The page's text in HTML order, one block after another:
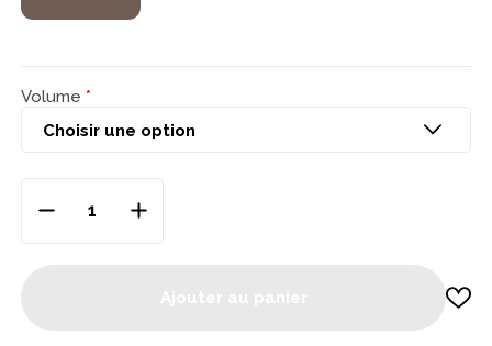
avec de l'eau propre et fraîche pour assurer la santé et le bien-
Volume